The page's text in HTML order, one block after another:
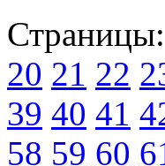
Страницы:
20 21 22
39 40 41
58 59 60